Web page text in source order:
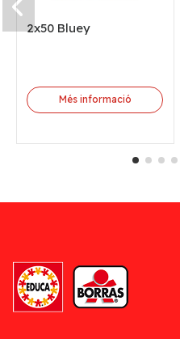
2x50 Bluey
Més informació